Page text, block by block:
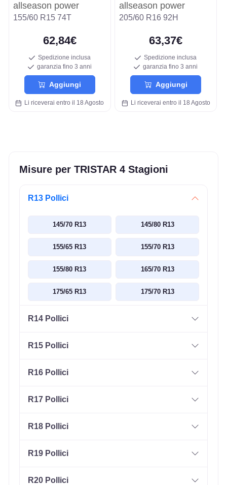
allseason power
155/60 R15 74T
62,84€
Spedizione inclusa
garanzia fino 3 anni
Aggiungi
Li riceverai entro il 18 Agosto
allseason power
205/60 R16 92H
63,37€
Spedizione inclusa
garanzia fino 3 anni
Aggiungi
Li riceverai entro il 18 Agosto
Misure per TRISTAR 4 Stagioni
R13 Pollici
145/70 R13 145/80 R13
155/65 R13 155/70 R13
155/80 R13 165/70 R13
175/65 R13 175/70 R13
R14 Pollici
R15 Pollici
R16 Pollici
R17 Pollici
R18 Pollici
R19 Pollici
R20 Pollici